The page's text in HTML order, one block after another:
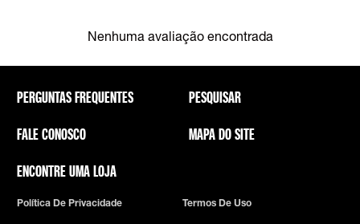
Nenhuma avaliação encontrada
PERGUNTAS FREQUENTES
FALE CONOSCO
ENCONTRE UMA LOJA
PESQUISAR
MAPA DO SITE
Política De Privacidade Termos De Uso